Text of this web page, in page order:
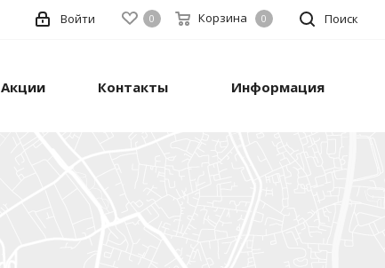
Поиск
0 Корзина 0
Войти
Акции Контакты Информация